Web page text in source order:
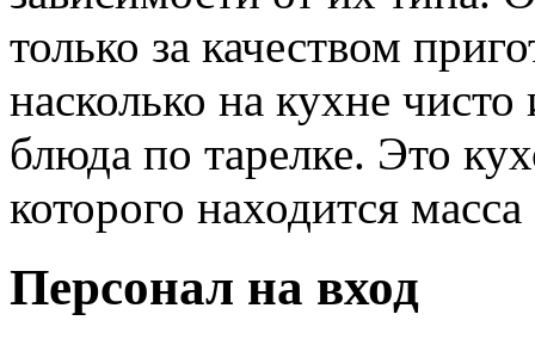
только за качеством
насколько на кухне
блюда по тарелке. Это
которого находится
Персонал на вход